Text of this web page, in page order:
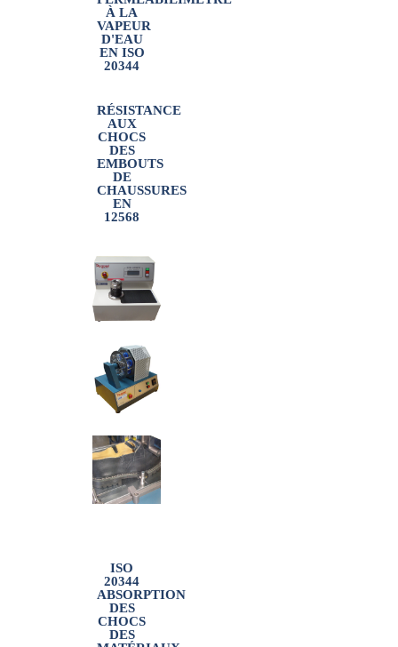
À LA
VAPEUR
D'EAU
EN ISO
20344
RÉSISTANCE
AUX
CHOCS
DES
EMBOUTS
DE
CHAUSSURES
EN
12568
ISO
20344
ABSORPTION
DES
CHOCS
DES